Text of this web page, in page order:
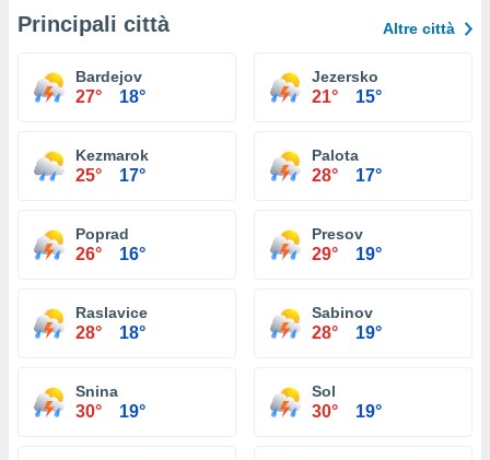
Principali città Altre città
Bardejov
27° 18°
Jezersko
21° 15°
Kezmarok
25° 17°
Palota
28° 17°
Poprad
26° 16°
Presov
29° 19°
Raslavice
28° 18°
Sabinov
28° 19°
Snina
30° 19°
Sol
30° 19°